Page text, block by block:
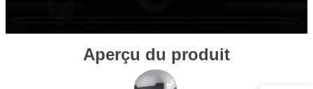
Aperçu du produit